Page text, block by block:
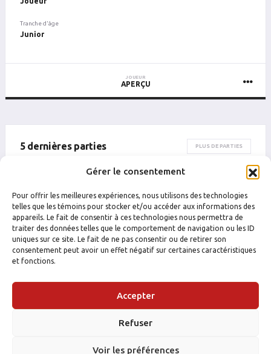
Gérer le consentement
Pour offrir les meilleures expériences, nous utilisons des technologies
telles que les témoins pour stocker et/ou accéder aux informations des
appareils. Le fait de consentir à ces technologies nous permettra de
traiter des données telles que le comportement de navigation ou les ID
uniques sur ce site. Le fait de ne pas consentir ou de retirer son
consentement peut avoir un effet négatif sur certaines caractéristiques
et fonctions.
Accepter
Refuser
Voir les préférences
Tranche d'âge
Junior
JOUEUR
APERÇU
5 dernières parties PLUS DE PARTIES
ÉQUIPE ADVERSAIRE RÉSULTAT PUN
INSTAGRAM